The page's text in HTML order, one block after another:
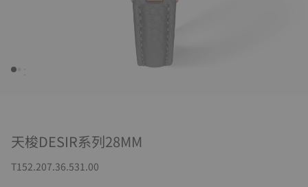
天梭DESIR系列28MM
T152.207.36.531.00